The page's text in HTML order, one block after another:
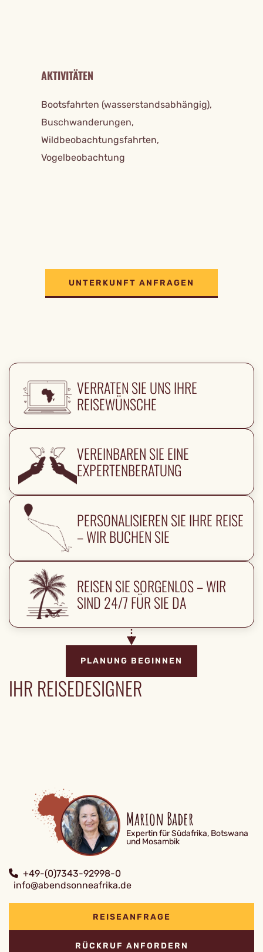
AKTIVITÄTEN
Bootsfahrten (wasserstandsabhängig),
Buschwanderungen,
Wildbeobachtungsfahrten,
Vogelbeobachtung
UNTERKUNFT ANFRAGEN
VERRATEN SIE UNS IHRE
REISEWÜNSCHE
VEREINBAREN SIE EINE
EXPERTENBERATUNG
PERSONALISIEREN SIE IHRE REISE
– WIR BUCHEN SIE
REISEN SIE SORGENLOS – WIR
SIND 24/7 FÜR SIE DA
PLANUNG BEGINNEN
IHR REISEDESIGNER
Marion Bader
Expertin für Südafrika, Botswana
und Mosambik
+49-(0)7343-92998-0
info@abendsonneafrika.de
REISEANFRAGE
RÜCKRUF ANFORDERN